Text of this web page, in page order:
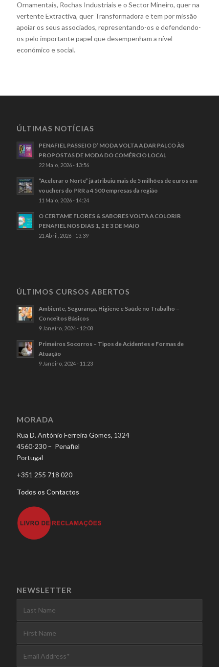
Ornamentais, Rochas Industriais e o Sector Mineiro, quer na
vertente Extractiva, quer Transformadora e tem por missão
apoiar os seus associados, representando-os e defendendo-
os pelo importante papel que desempenham a nível
económico e social.
ÚLTIMAS NOTÍCIAS
PENAFIEL PASSEIO D’ MODA VOLTA A DAR PALCO ÀS
PROPOSTAS DE MODA DO COMÉRCIO LOCAL
22 Maio, 2026 - 13:56
“Acelerar o Norte” já atribuiu mais de 5 milhões de euros em
vouchers do PRR a 4 500 empresas da região
11 Maio, 2026 - 14:24
O CERTAME FLORES & SABORES VOLTA A COLORIR
PENAFIEL NOS DIAS 1, 2 E 3 DE MAIO
21 Abril, 2026 - 13:39
ÚLTIMOS CURSOS ABERTOS
Ambiente, Segurança, Higiene e Saúde no Trabalho –
Conceitos Básicos
9 Janeiro, 2024 - 12:08
Primeiros Socorros – Tipos de Acidentes e Formas de
Atuação
9 Janeiro, 2024 - 11:23
MORADA
Rua D. António Ferreira Gomes, 1324
4560-230 – Penafiel
Portugal
+351 255 718 020
Todos os Contactos
NEWSLETTER